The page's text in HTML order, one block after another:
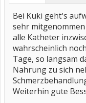
Bei Kuki geht's
sehr
alle Katheter
wahrscheinlich
Tage, so langsam
Nahrung zu sich
Weiterhin gute